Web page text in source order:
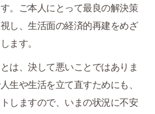
。ご本人にとって最良の解決策
し、生活面の経済的再建をめざ
ます。
は、決して悪いことではありま
生や生活を立て直すためにも、
しますので、いまの状況に不安